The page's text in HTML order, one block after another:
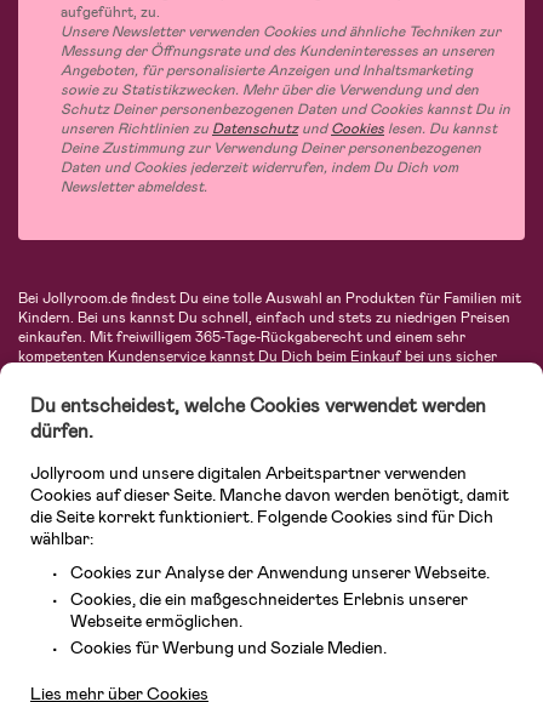
aufgeführt, zu.
Unsere Newsletter verwenden Cookies und ähnliche Techniken zur
Messung der Öffnungsrate und des Kundeninteresses an unseren
Angeboten, für personalisierte Anzeigen und Inhaltsmarketing
sowie zu Statistikzwecken. Mehr über die Verwendung und den
Schutz Deiner personenbezogenen Daten und Cookies kannst Du in
unseren Richtlinien zu DatenschutzundCookies lesen. Du kannst
Deine Zustimmung zur Verwendung Deiner personenbezogenen
Daten und Cookies jederzeit widerrufen, indem Du Dich vom
Newsletter abmeldest.
Bei Jollyroom.de findest Du eine tolle Auswahl an Produkten für Familien mit
Kindern. Bei uns kannst Du schnell, einfach und stets zu niedrigen Preisen
einkaufen. Mit freiwilligem 365-Tage-Rückgaberecht und einem sehr
kompetenten Kundenservice kannst Du Dich beim Einkauf bei uns sicher
Autositze, Kinder- und Babymode, Produkte für Mütter und eine Menge
fantastischer Einrichtungsgegenstände, Spielsachen, Babyprodukte und
vieles mehr. Wir haben Produkte von bekannten Herstellern wie Britax, Maxi-
Avent, Jack Wolfskin, Cybex, LEGO und vielen mehr. Schau Dich um in
unserer vielfältigen Online-Boutique für Kinder & Babys. Willkommen!
Du entscheidest, welche Cookies verwendet werden
dürfen.
Jollyroom und unsere digitalen Arbeitspartner verwenden
Cookies auf dieser Seite. Manche davon werden benötigt, damit
die Seite korrekt funktioniert. Folgende Cookies sind für Dich
wählbar:
Cookies zur Analyse der Anwendung unserer Webseite.
Cookies, die ein maßgeschneidertes Erlebnis unserer
Webseite ermöglichen.
Cookies für Werbung und Soziale Medien.
Lies mehr über Cookies